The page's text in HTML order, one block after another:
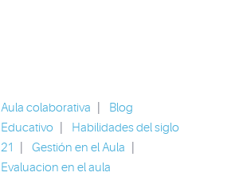
Aula colaborativa
Blog
Educativo
Habilidades del siglo
21
Gestión en el Aula
Evaluacion en el aula